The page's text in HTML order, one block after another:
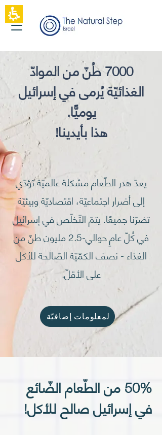
بداية
لصفحة
ويب،
اضغط
Enter
للانتقال
المحتوى
7000 طُنّ من الموادّ
الغذائيّة يُرمى في إسرائيل
يوميًّا.
هذا بأيدينا!
يعدّ هدر الطّعام مشكلة عالميّة تؤدّي
إلى أضرار اجتماعيّة، اقتصاديّة وبيئيّة
تضرّنا جميعًا. يتمّ التّخلّص في إسرائيل
في كُلّ عامٍ حوالي-2.5 مليون طنّ من
الغذاء - نصف الكمّيّة الصّالحة للأكل
على الأقلّ.
لمعلومات إضافيّة
50% من الطّعام الضّائع
في إسرائيل صالح للأكل!